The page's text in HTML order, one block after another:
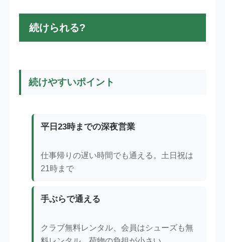
続けられる?
続けやすいポイント
平日23時までの深夜営業
仕事帰りの遅い時間でも通える。土日祝は
21時まで
手ぶらで通える
クラブ無料レンタル、会員はシューズも無